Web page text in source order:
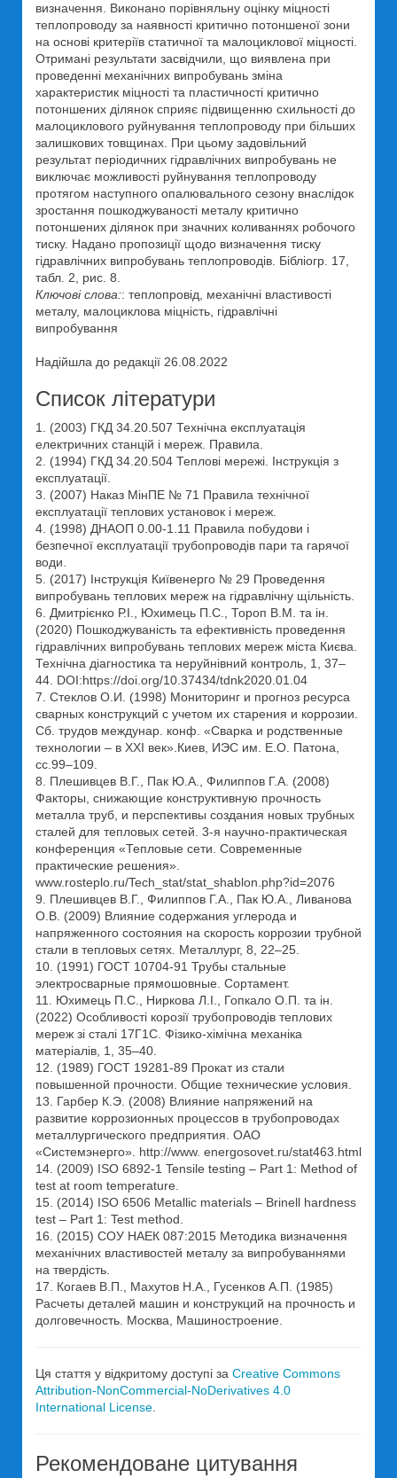
визначення. Виконано порівняльну оцінку міцності
теплопроводу за наявності критично потоншеної зони
на основі критеріїв статичної та малоциклової міцності.
Отримані результати засвідчили, що виявлена при
проведенні механічних випробувань зміна
характеристик міцності та пластичності критично
потоншених ділянок сприяє підвищенню схильності до
малоциклового руйнування теплопроводу при більших
залишкових товщинах. При цьому задовільний
результат періодичних гідравлічних випробувань не
виключає можливості руйнування теплопроводу
протягом наступного опалювального сезону внаслідок
зростання пошкоджуваності металу критично
потоншених ділянок при значних коливаннях робочого
тиску. Надано пропозиції щодо визначення тиску
гідравлічних випробувань теплопроводів. Бібліогр. 17,
табл. 2, рис. 8.
Ключові слова:: теплопровід, механічні властивості
металу, малоциклова міцність, гідравлічні
випробування
Надійшла до редакції 26.08.2022
Список літератури
1. (2003) ГКД 34.20.507 Технічна експлуатація
електричних станцій і мереж. Правила.
2. (1994) ГКД 34.20.504 Теплові мережі. Інструкція з
експлуатації.
3. (2007) Наказ МінПЕ № 71 Правила технічної
експлуатації теплових установок і мереж.
4. (1998) ДНАОП 0.00-1.11 Правила побудови і
безпечної експлуатації трубопроводів пари та гарячої
води.
5. (2017) Інструкція Київенерго № 29 Проведення
випробувань теплових мереж на гідравлічну щільність.
6. Дмитрієнко Р.І., Юхимець П.С., Тороп В.М. та ін.
(2020) Пошкоджуваність та ефективність проведення
гідравлічних випробувань теплових мереж міста Києва.
Технічна діагностика та неруйнівний контроль, 1, 37–
44. DOI:https://doi.org/10.37434/tdnk2020.01.04
7. Стеклов О.И. (1998) Мониторинг и прогноз ресурса
сварных конструкций с учетом их старения и коррозии.
Сб. трудов междунар. конф. «Сварка и родственные
технологии – в ХХІ век».Киев, ИЭС им. Е.О. Патона,
сс.99–109.
8. Плешивцев В.Г., Пак Ю.А., Филиппов Г.А. (2008)
Факторы, снижающие конструктивную прочность
металла труб, и перспективы создания новых трубных
сталей для тепловых сетей. 3-я научно-практическая
конференция «Тепловые сети. Современные
практические решения».
www.rosteplo.ru/Tech_stat/stat_shablon.php?id=2076
9. Плешивцев В.Г., Филиппов Г.А., Пак Ю.А., Ливанова
О.В. (2009) Влияние содержания углерода и
напряженного состояния на скорость коррозии трубной
стали в тепловых сетях. Металлург, 8, 22–25.
10. (1991) ГОСТ 10704-91 Трубы стальные
электросварные прямошовные. Сортамент.
11. Юхимець П.С., Ниркова Л.І., Гопкало О.П. та ін.
(2022) Особливості корозії трубопроводів теплових
мереж зі сталі 17Г1С. Фізико-хімічна механіка
матеріалів, 1, 35–40.
12. (1989) ГОСТ 19281-89 Прокат из стали
повышенной прочности. Общие технические условия.
13. Гарбер К.Э. (2008) Влияние напряжений на
развитие коррозионных процессов в трубопроводах
металлургического предприятия. ОАО
«Системэнерго». http://www. energosovet.ru/stat463.html
14. (2009) ISO 6892-1 Tensile testing – Part 1: Method of
test at room temperature.
15. (2014) ISO 6506 Metallic materials – Brinell hardness
test – Part 1: Test method.
16. (2015) СОУ НАЕК 087:2015 Методика визначення
механічних властивостей металу за випробуваннями
на твердість.
17. Когаев В.П., Махутов Н.А., Гусенков А.П. (1985)
Расчеты деталей машин и конструкций на прочность и
долговечность. Москва, Машиностроение.
Ця стаття у відкритому доступі за Creative Commons
Attribution-NonCommercial-NoDerivatives 4.0
International License
Рекомендоване цитування